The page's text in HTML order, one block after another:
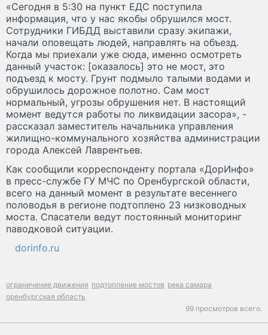
«Сегодня в 5:30 на пункт ЕДС поступила
информация, что у нас якобы обрушился мост.
Сотрудники ГИБДД выставили сразу экипажи,
начали оповещать людей, направлять на объезд.
Когда мы приехали уже сюда, именно осмотреть
данный участок: [оказалось] это не мост, это
подъезд к мосту. Грунт подмыло талыми водами и
обрушилось дорожное полотно. Сам мост
нормальный, угрозы обрушения нет. В настоящий
момент ведутся работы по ликвидации засора», -
рассказал заместитель начальника управления
жилищно-коммунального хозяйства администрации
города Алексей Лаврентьев.
Как сообщили корреспонденту портала «ДорИнфо»
в пресс-службе ГУ МЧС по Оренбургской области,
всего на данный момент в результате весеннего
половодья в регионе подтоплено 23 низководных
моста. Спасатели ведут постоянный мониторинг
паводковой ситуации.
dorinfo.ru
ограничение движения подтопление мостов река самара
оренбургская область
99 просмотров всего.